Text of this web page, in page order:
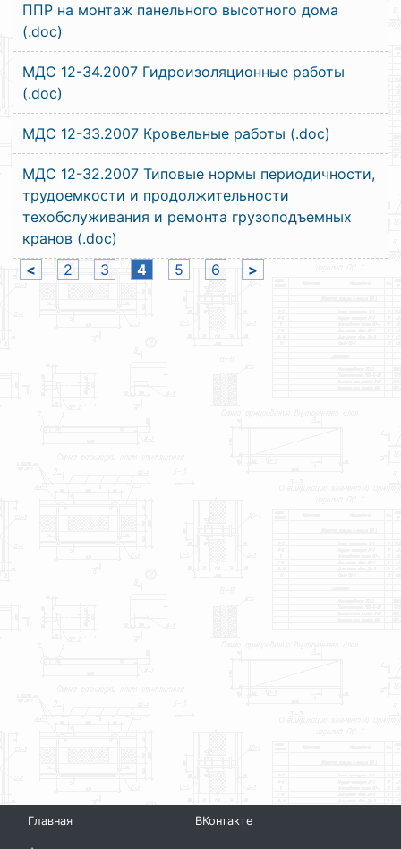
ППР на монтаж панельного высотного дома
(.doc)
МДС 12-34.2007 Гидроизоляционные работы
(.doc)
МДС 12-33.2007 Кровельные работы (.doc)
МДС 12-32.2007 Типовые нормы периодичности,
трудоемкости и продолжительности
техобслуживания и ремонта грузоподъемных
кранов (.doc)
<
2 3 4 5 6 >
Главная ВКонтакте